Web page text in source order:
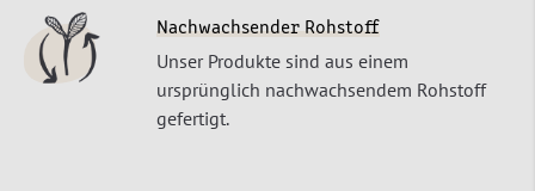
Nachwachsender Rohstoff
Unser Produkte sind aus einem
ursprünglich nachwachsendem Rohstoff
gefertigt.